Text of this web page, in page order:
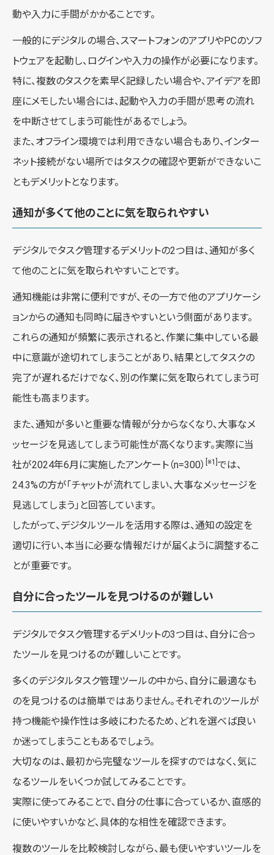
動や入力に手間がかかることです。
一般的にデジタルの場合、スマートフォンのアプリやPCのソフ
トウェアを起動し、ログインや入力の操作が必要になります。
特に、複数のタスクを素早く記録したい場合や、アイデアを即
座にメモしたい場合には、起動や入力の手間が思考の流れ
を中断させてしまう可能性があるでしょう。
また、オフライン環境では利用できない場合もあり、インター
ネット接続がない場所ではタスクの確認や更新ができないこ
ともデメリットとなります。
通知が多くて他のことに気を取られやすい
デジタルでタスク管理するデメリットの2つ目は、通知が多く
て他のことに気を取られやすいことです。
通知機能は非常に便利ですが、その一方で他のアプリケーシ
ョンからの通知も同時に届きやすいという側面があります。
これらの通知が頻繁に表示されると、作業に集中している最
中に意識が途切れてしまうことがあり、結果としてタスクの
完了が遅れるだけでなく、別の作業に気を取られてしまう可
能性も高まります。
また、通知が多いと重要な情報が分からなくなり、大事なメ
ッセージを見逃してしまう可能性が高くなります。実際に当
社が2024年6月に実施したアンケート（n=300） [※1] では、
24.3%の方が「チャットが流れてしまい、大事なメッセージを
見逃してしまう」と回答しています。
したがって、デジタルツールを活用する際は、通知の設定を
適切に行い、本当に必要な情報だけが届くように調整するこ
とが重要です。
自分に合ったツールを見つけるのが難しい
デジタルでタスク管理するデメリットの3つ目は、自分に合っ
たツールを見つけるのが難しいことです。
多くのデジタルタスク管理ツールの中から、自分に最適なも
のを見つけるのは簡単ではありません。それぞれのツールが
持つ機能や操作性は多岐にわたるため、どれを選べば良い
か迷ってしまうこともあるでしょう。
大切なのは、最初から完璧なツールを探すのではなく、気に
なるツールをいくつか試してみることです。
実際に使ってみることで、自分の仕事に合っているか、直感的
に使いやすいかなど、具体的な相性を確認できます。
複数のツールを比較検討しながら、最も使いやすいツールを